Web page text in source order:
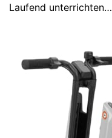
Laufend unterrichten…